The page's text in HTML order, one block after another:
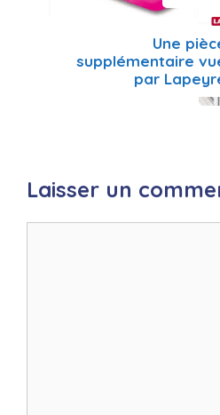
Une
supplémentaire
par
Laisser un